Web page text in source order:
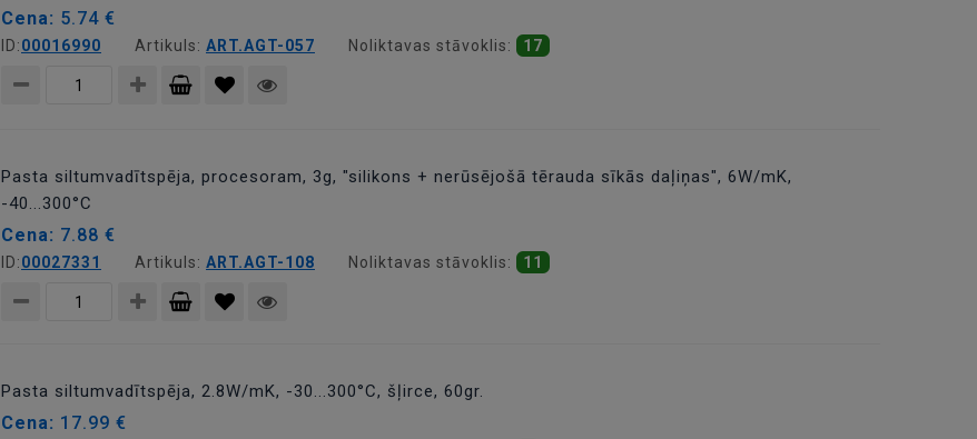
Cena: 5.74 €
ID:00016990 Artikuls: ART.AGT-057 Noliktavas stāvoklis: 17
Pasta siltumvadītspēja, procesoram, 3g, "silikons + nerūsējošā tērauda sīkās daļiņas", 6W/mK,
-40...300°C
Cena: 7.88 €
ID:00027331 Artikuls: ART.AGT-108 Noliktavas stāvoklis: 11
grozam
Pasta siltumvadītspēja, 2.8W/mK, -30...300°C, šļirce, 60gr.
Cena: 17.99 €